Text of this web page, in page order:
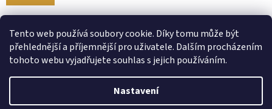
Tento web používá soubory cookie. Díky tomu může být
přehlednější a příjemnější pro uživatele. Dalším procházením
tohoto webu vyjadřujete souhlas s jejich používáním.
Nastavení
Vytvořil Shoptet